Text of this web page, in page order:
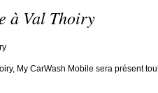
à Val Thoiry
My CarWash Mobile sera présent